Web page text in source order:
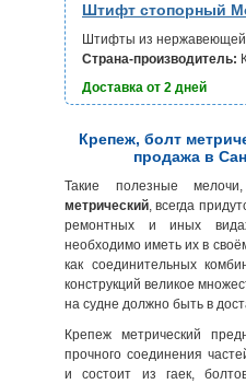
Штифт стопорный
Штифты из нержавеющей
Страна-производитель:
Доставка от 2 дней
Крепеж, болт
продажа в
Такие полезные
метрический, всегда
ремонтных и иных
необходимо иметь их в
как соединительных
конструкций великое
на судне должно быть в
Крепеж метрический
прочного соединения
и состоит из гаек,